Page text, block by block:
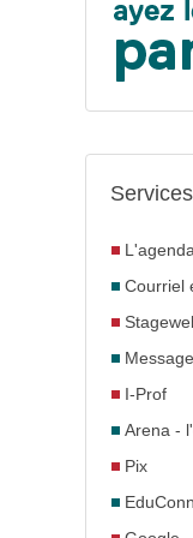
Services
Courriel
I-Prof
Arena -
Pix